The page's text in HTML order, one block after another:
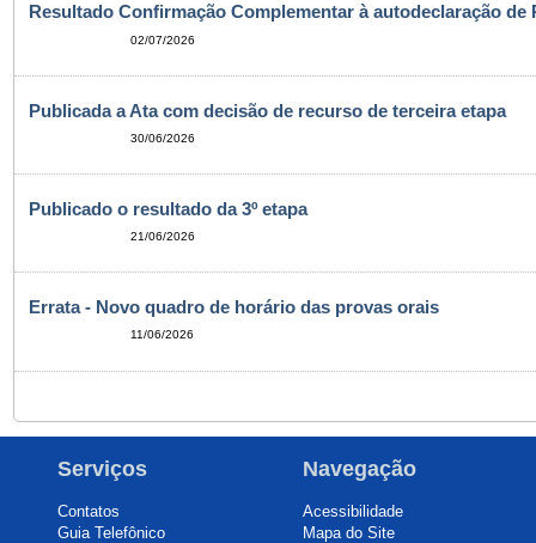
Resultado Confirmação Complementar à autodeclaração de
02/07/2026
Publicada a Ata com decisão de recurso de terceira etapa
30/06/2026
Publicado o resultado da 3º etapa
21/06/2026
Errata - Novo quadro de horário das provas orais
11/06/2026
Serviços
Contatos
Guia Telefônico
Navegação
Acessibilidade
Mapa do Site